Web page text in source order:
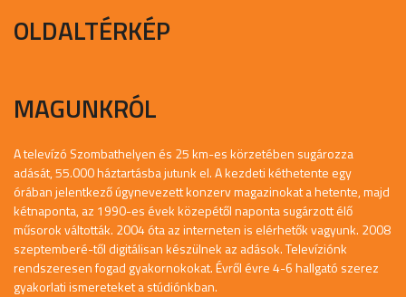
OLDALTÉRKÉP
MAGUNKRÓL
A televízó Szombathelyen és 25 km-es körzetében sugározza
adását, 55.000 háztartásba jutunk el. A kezdeti kéthetente egy
órában jelentkező úgynevezett konzerv magazinokat a hetente, majd
kétnaponta, az 1990-es évek közepétől naponta sugárzott élő
műsorok váltották. 2004 óta az interneten is elérhetők vagyunk. 2008
szeptemberé-től digitálisan készülnek az adások. Televíziónk
rendszeresen fogad gyakornokokat. Évről évre 4-6 hallgató szerez
gyakorlati ismereteket a stúdiónkban.